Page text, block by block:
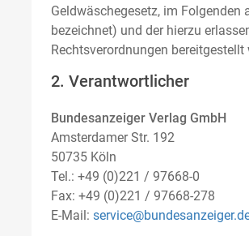
Geldwäschegesetz, im Folgenden
bezeichnet) und der hierzu
Rechtsverordnungen bereitgestellt
2. Verantwortlicher
Bundesanzeiger Verlag GmbH
Amsterdamer Str. 192
50735 Köln
Tel.: +49 (0)221 / 97668-0
Fax: +49 (0)221 / 97668-278
E-Mail: